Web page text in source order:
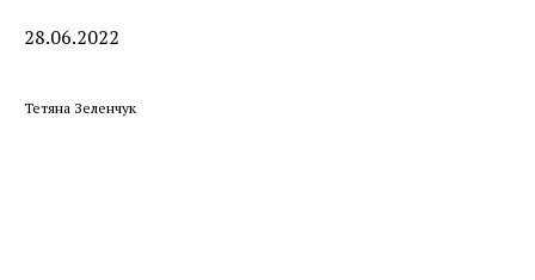
28.06.2022
Тетяна Зеленчук